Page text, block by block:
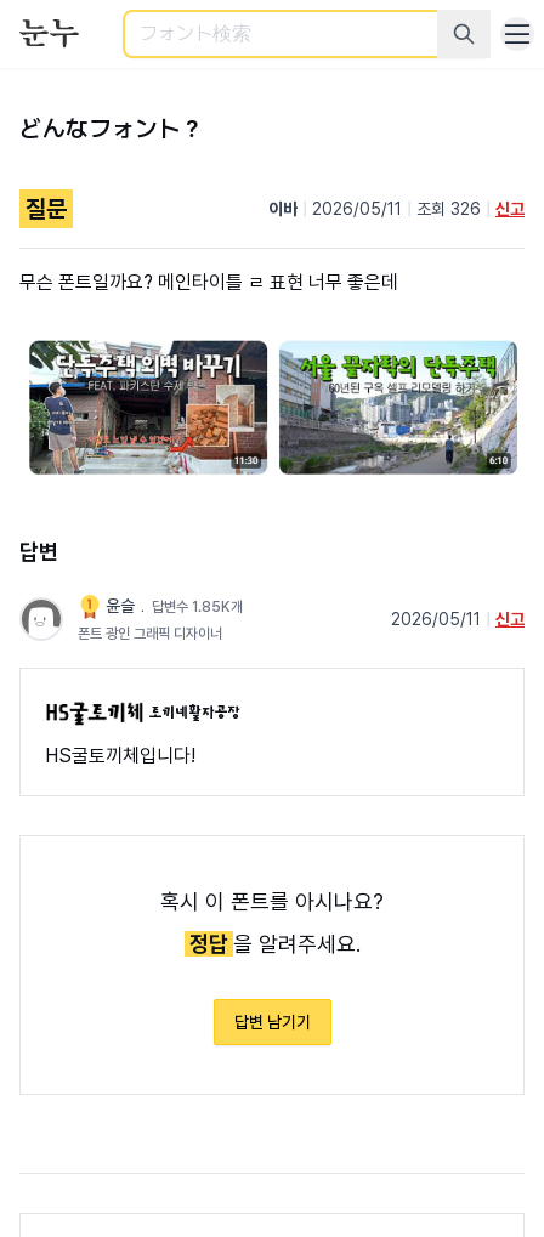
検索
どんなフォント？
질문 이바 2026/05/11 조회 326 신고
무슨 폰트일까요? 메인타이틀 ㄹ 표현 너무 좋은데
답변
윤슬 ﹒ 답변수 1.85K개
폰트 광인 그래픽 디자이너
2026/05/11 신고
토끼네활자공장
HS굴토끼체입니다!
혹시 이 폰트를 아시나요?
정답을 알려주세요.
답변 남기기